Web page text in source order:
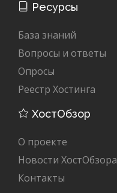
Ресурсы
База знаний
Вопросы и ответы
Опросы
Реестр Хостинга
ХостОбзор
О проекте
Новости ХостОбзора
Контакты